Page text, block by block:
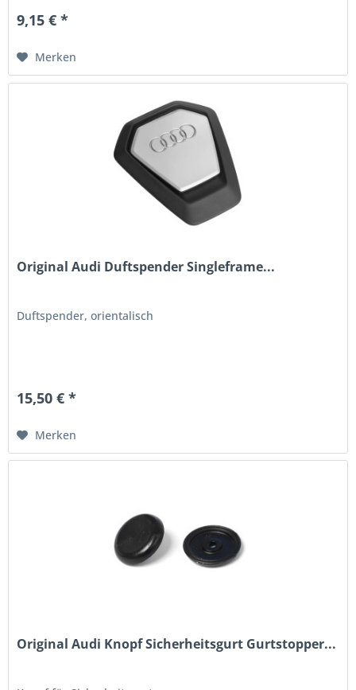
9,15 € *
Merken
Original Audi Duftspender Singleframe...
Duftspender, orientalisch
15,50 € *
Merken
Original Audi Knopf Sicherheitsgurt Gurtstopper...